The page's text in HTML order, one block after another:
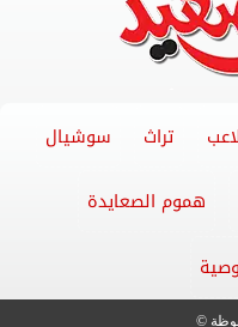
تراث سوشيال
هموم الصعايدة
©